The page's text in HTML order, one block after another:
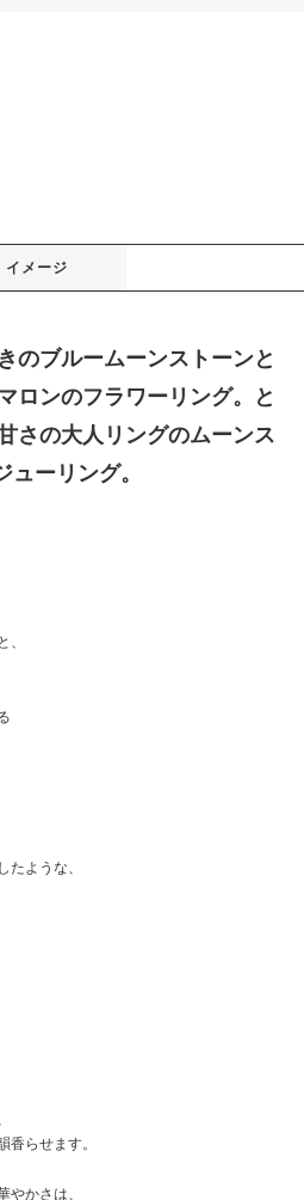
イメージ
のブルームーンストーンと
ロンのフラワーリング。と
さの大人リングのムーンス
ューリング。
、
たような、
香らせます。
やかさは、